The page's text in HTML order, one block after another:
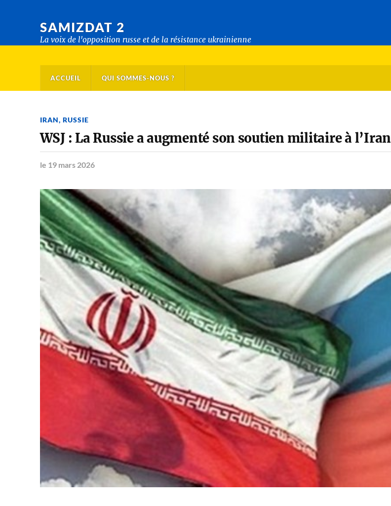
SAMIZDAT 2
La voix de l'opposition russe et de la résistance ukrainienne
ACCUEIL QUI SOMMES-NOUS ?
IRAN, RUSSIE
WSJ : La Russie a augmenté son soutien militaire à l’Iran
le 19 mars 2026